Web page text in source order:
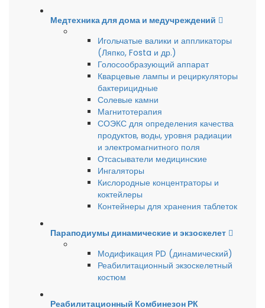
Медтехника для дома и медучреждений
Игольчатые валики и аппликаторы
(Ляпко, Fosta и др.)
Голосообразующий аппарат
Кварцевые лампы и рециркуляторы
бактерицидные
Солевые камни
Магнитотерапия
СОЭКС для определения качества
продуктов, воды, уровня радиации
и электромагнитного поля
Отсасыватели медицинские
Ингаляторы
Кислородные концентраторы и
коктейлеры
Контейнеры для хранения таблеток
Параподиумы динамические и экзоскелет
Модификация PD (динамический)
Реабилитационный экзоскелетный
костюм
Реабилитационный Комбинезон РК